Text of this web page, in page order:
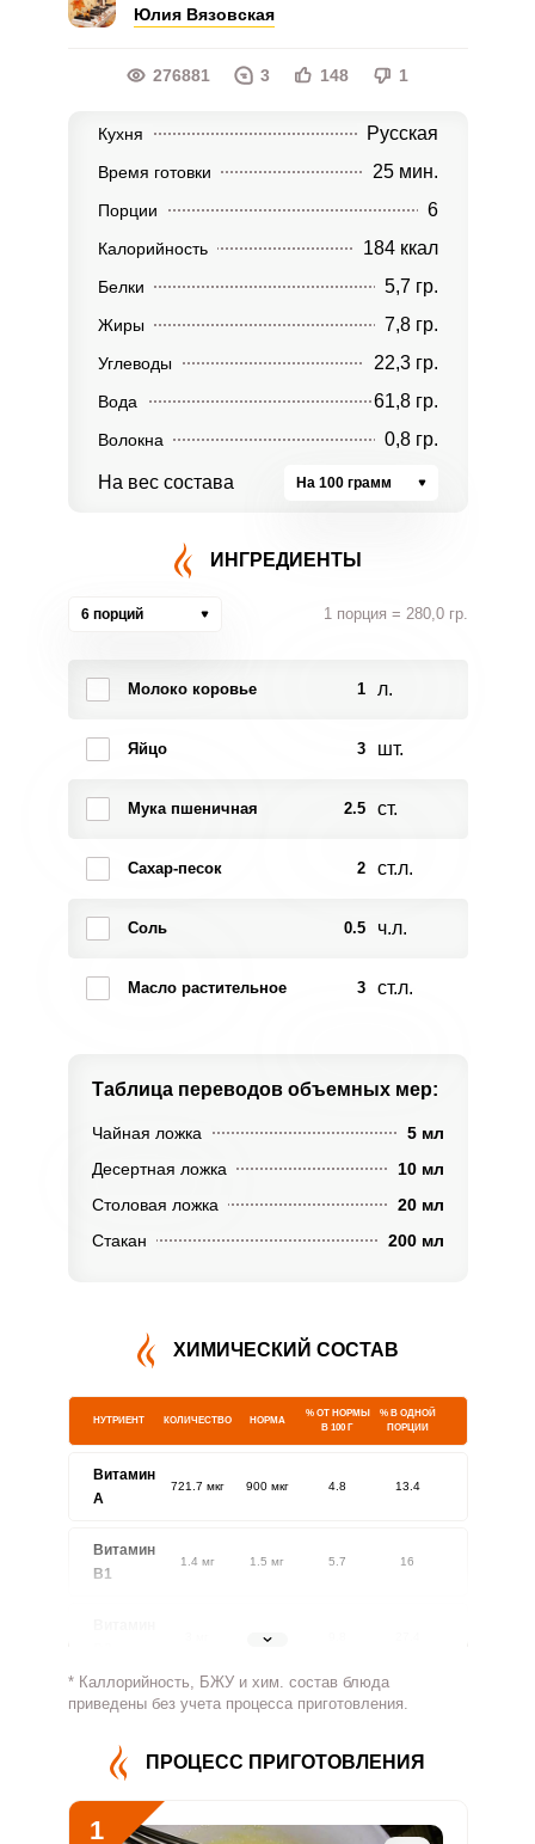
Юлия Вязовская
276881 3 148 1
Кухня Русская
Время готовки 25 мин.
Порции 6
Калорийность 184 ккал
Белки 5,7 гр.
Жиры 7,8 гр.
Углеводы 22,3 гр.
Вода 61,8 гр.
Волокна 0,8 гр.
На вес состава На 100 грамм
ИНГРЕДИЕНТЫ
6 порций 1 порция = 280,0 гр.
Молоко коровье 1 л.
Яйцо 3 шт.
Мука пшеничная 2.5 ст.
Сахар-песок 2 ст.л.
Соль 0.5 ч.л.
Масло растительное 3 ст.л.
Таблица переводов объемных мер:
Чайная ложка
5 мл
Десертная ложка
10 мл
Столовая ложка
20 мл
Стакан
200 мл
ХИМИЧЕСКИЙ СОСТАВ
НУТРИЕНТ КОЛИЧЕСТВО НОРМА
% ОТ НОРМЫ
В 100 Г
% В ОДНОЙ
ПОРЦИИ
Витамин
A
721.7 мкг 900 мкг 4.8 13.4
Витамин
В1
1.4 мг 1.5 мг 5.7 16
1.8 мг
Витамин
858.5 мг 500 мг 10.2 28.6
Витамин
В5
* Каллорийность, БЖУ и хим. состав блюда
приведены без учета процесса приготовления.
ПРОЦЕСС ПРИГОТОВЛЕНИЯ
1